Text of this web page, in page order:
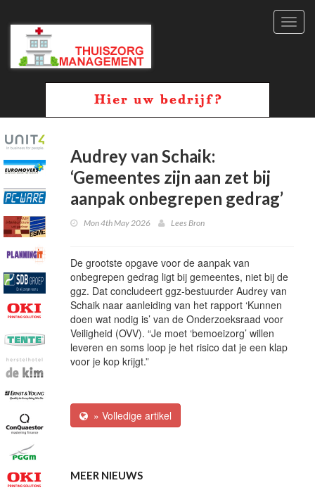
Audrey van Schaik:
‘Gemeentes zijn aan zet bij
aanpak onbegrepen gedrag’
Mon 4th May 2026 Lees Bron
De grootste opgave voor de aanpak van
onbegrepen gedrag ligt bij gemeentes, niet bij de
ggz. Dat concludeert ggz-bestuurder Audrey van
Schaik naar aanleiding van het rapport ‘Kunnen
doen wat nodig is’ van de Onderzoeksraad voor
Veiligheid (OVV). “Je moet ‘bemoeizorg’ willen
leveren en soms loop je het risico dat je een klap
voor je kop krijgt.”
» Volledige artikel
MEER NIEUWS